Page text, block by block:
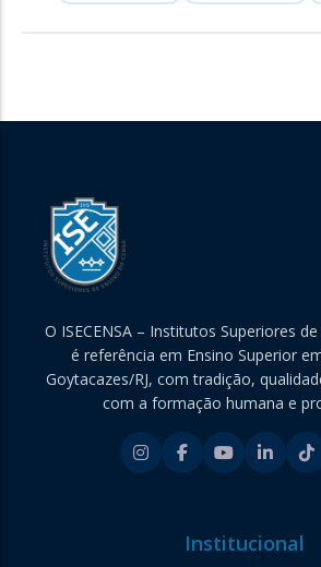
O ISECENSA – Institutos Superiores
é referência em Ensino Superior
Goytacazes/RJ, com tradição,
com a formação humana e
Institucional